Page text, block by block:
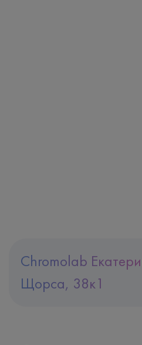
Chromolab
Щорса, 38к1